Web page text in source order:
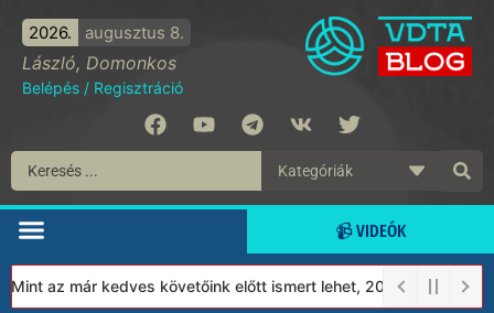
2026. augusztus 8.
László, Domonkos
Belépés / Regisztráció
📹 VIDEÓK
az már kedves követőink előtt ismert lehet, 2023-tól a Védett